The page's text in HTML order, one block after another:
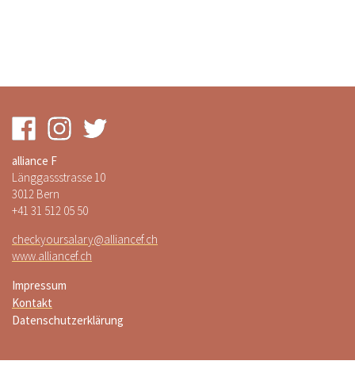
alliance F
Länggassstrasse 10
3012 Bern
+41 31 512 05 50
checkyoursalary@alliancef.ch
www.alliancef.ch
Impressum
Kontakt
Datenschutzerklärung